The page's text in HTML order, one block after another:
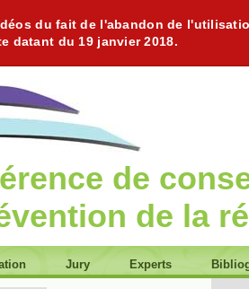
du fait de l'abandon de
datant du 19 janvier 2018.
de
de la
Jury Experts